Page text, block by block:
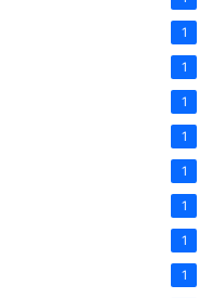
1
1
1
1
1
1
1
1